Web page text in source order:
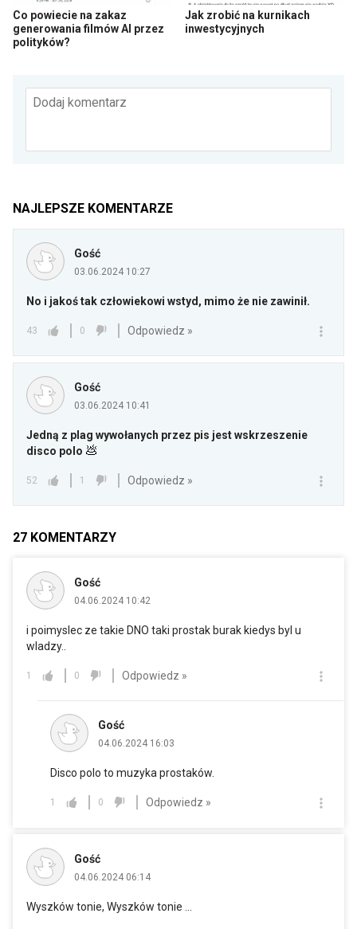
Co powiecie na zakaz
generowania filmów AI przez
polityków?
Jak zrobić na kurnikach
inwestycyjnych
Dodaj komentarz
NAJLEPSZE KOMENTARZE
Gość
03.06.2024 10:27
No i jakoś tak człowiekowi wstyd, mimo że nie zawinił.
43 0 Odpowiedz »
Gość
03.06.2024 10:41
Jedną z plag wywołanych przez pis jest wskrzeszenie
disco polo 💩
52 1 Odpowiedz »
27 KOMENTARZY
Gość
04.06.2024 10:42
i poimyslec ze takie DNO taki prostak burak kiedys byl u
wladzy..
1 0 Odpowiedz »
Gość
04.06.2024 16:03
Disco polo to muzyka prostaków.
1 0 Odpowiedz »
Gość
04.06.2024 06:14
Wyszków tonie, Wyszków tonie ...